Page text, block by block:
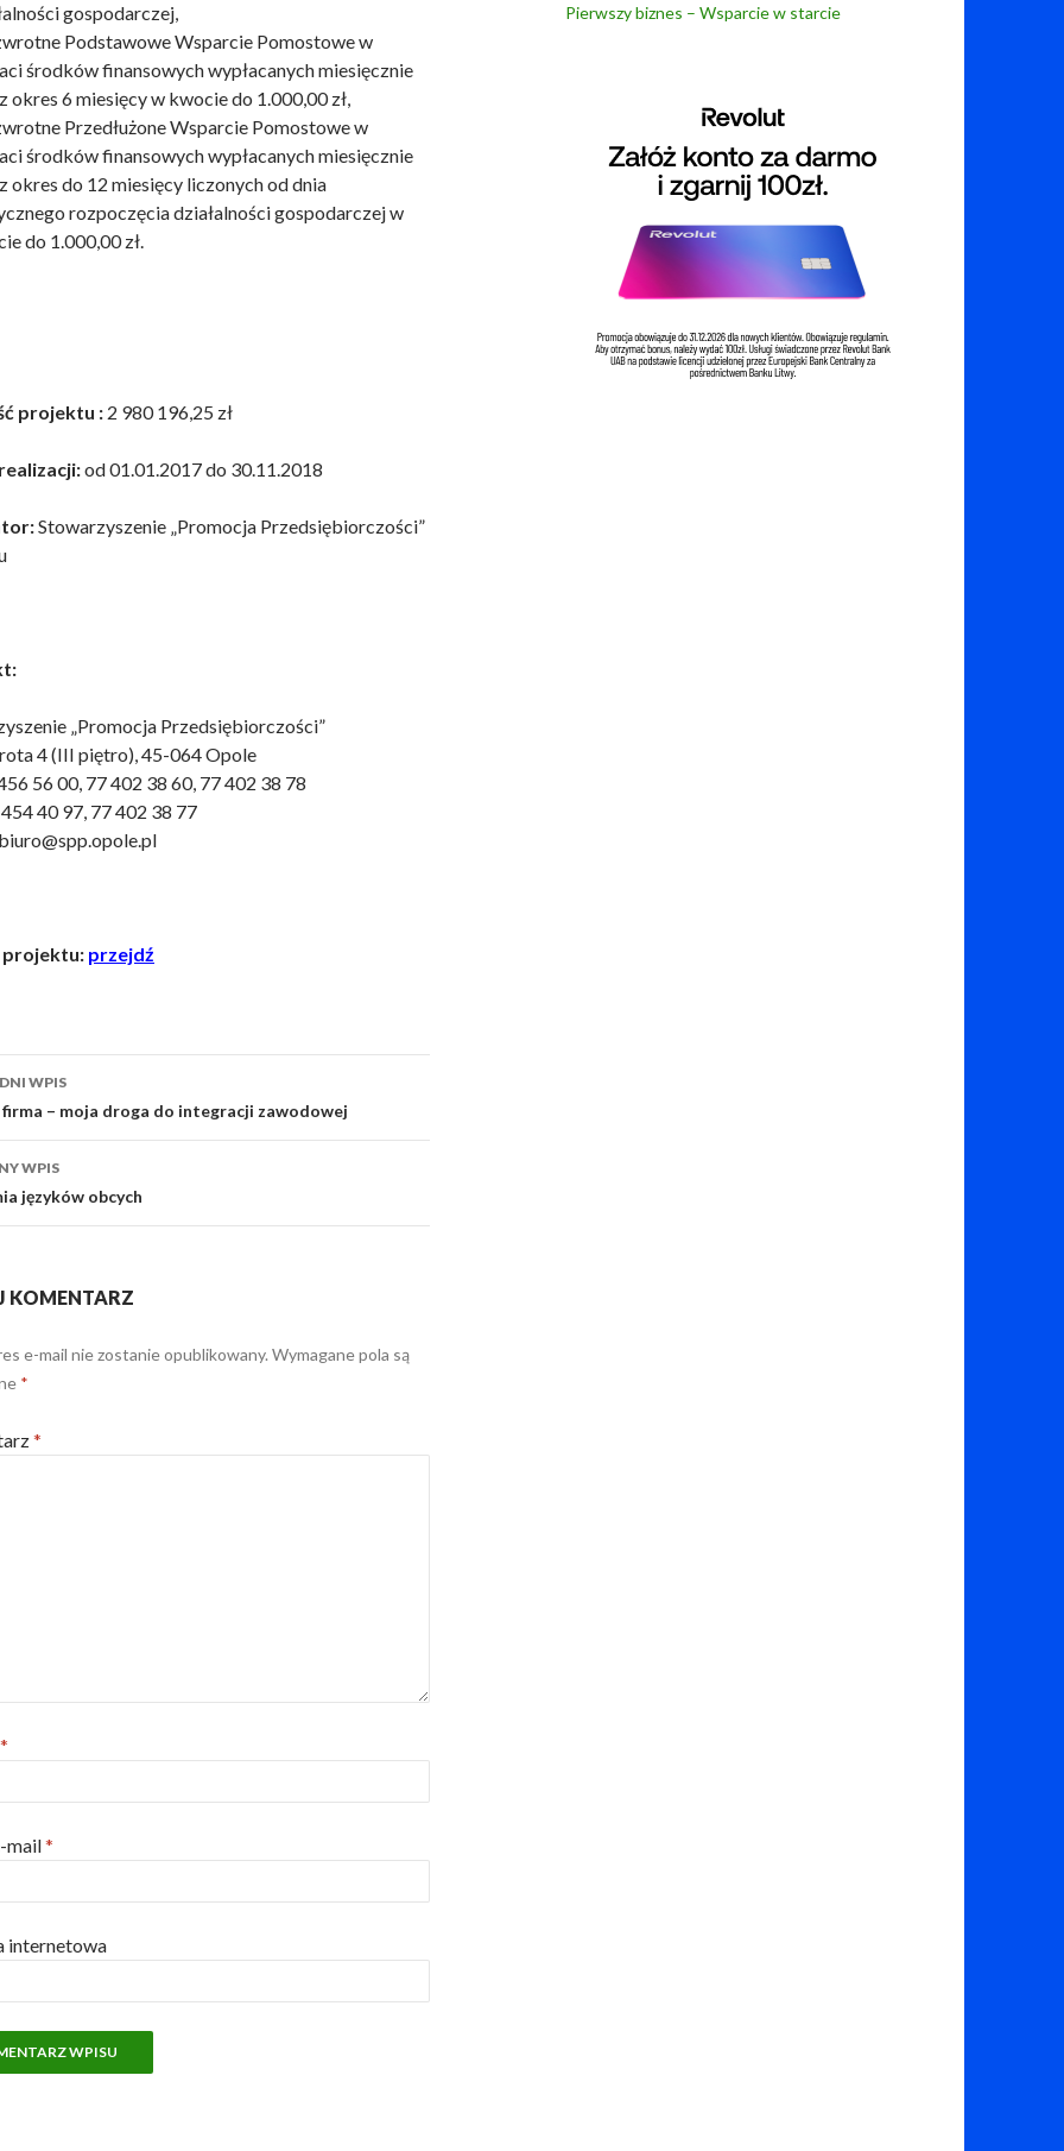
gospodarczej,
Podstawowe Wsparcie Pomostowe w
środków finansowych wypłacanych miesięcznie
okres 6 miesięcy w kwocie do 1.000,00 zł,
Przedłużone Wsparcie Pomostowe w
środków finansowych wypłacanych miesięcznie
okres do 12 miesięcy liczonych od dnia
rozpoczęcia działalności gospodarczej w
do 1.000,00 zł.
projektu : 2 980 196,25 zł
od 01.01.2017 do 30.11.2018
Stowarzyszenie „Promocja Przedsiębiorczości”
„Promocja Przedsiębiorczości”
4 (III piętro), 45-064 Opole
56 00, 77 402 38 60, 77 402 38 78
40 97, 77 402 38 77
przejdź
WPIS
firma – moja droga do integracji zawodowej
WPIS
języków obcych
KOMENTARZ
e-mail nie zostanie opublikowany. Wymagane pola są
*
*
*
mail*
internetowa
Pierwszy biznes – Wsparcie w starcie